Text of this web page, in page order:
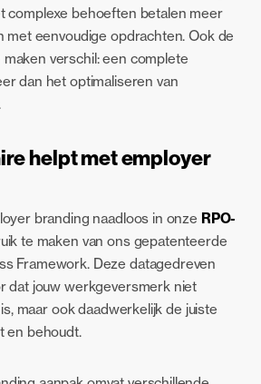
complexe behoeften betalen meer
met eenvoudige opdrachten. Ook de
verschil: een complete
dan het optimaliseren van
helpt met employer
branding naadloos in onze RPO-
te maken van ons gepatenteerde
Framework. Deze datagedreven
dat jouw werkgeversmerk niet
maar ook daadwerkelijk de juiste
en behoudt.